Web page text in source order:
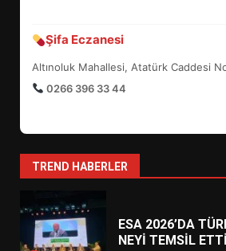
Şifa Eczanesi
Altınoluk Mahallesi, Atatürk Caddesi
0266 396 33 44
TREND HABERLER
7
YENİ YÖNETİM
ŞEKİLLENDİ?
1
HAREKETE
ESA 2026’DA
NEYİ TEMSİL